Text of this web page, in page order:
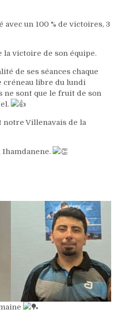
avec un 100 % de victoires, 3
victoire de son équipe.
de ses séances chaque
créneau libre du lundi
ne sont que le fruit de son
notre Villenavais de la
Ihamdanene.